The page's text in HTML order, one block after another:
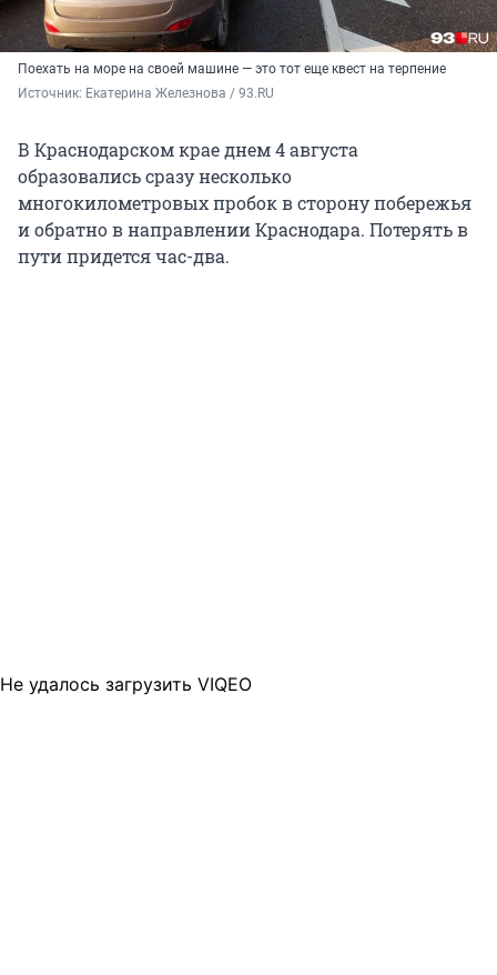
Поехать на море на своей машине — это тот еще квест на терпение
Источник: Екатерина Железнова / 93.RU
В Краснодарском крае днем 4 августа
образовались сразу несколько
многокилометровых пробок в сторону побережья
и обратно в направлении Краснодара. Потерять в
пути придется час-два.
Не удалось загрузить VIQEO